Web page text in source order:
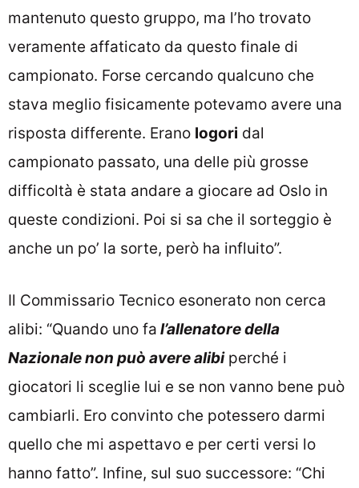
mantenuto questo gruppo, ma l’ho trovato
veramente affaticato da questo finale di
campionato. Forse cercando qualcuno che
stava meglio fisicamente potevamo avere una
risposta differente. Erano logori dal
campionato passato, una delle più grosse
difficoltà è stata andare a giocare ad Oslo in
queste condizioni. Poi si sa che il sorteggio è
anche un po’ la sorte, però ha influito”.
Il Commissario Tecnico esonerato non cerca
alibi: “Quando uno fa l’allenatore della
Nazionale non può avere alibi perché i
giocatori li sceglie lui e se non vanno bene può
cambiarli. Ero convinto che potessero darmi
quello che mi aspettavo e per certi versi lo
hanno fatto”. Infine, sul suo successore: “Chi